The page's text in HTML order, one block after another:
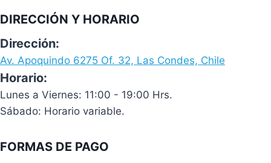
DIRECCIÓN Y HORARIO
Dirección:
Av. Apoquindo 6275 Of. 32, Las Condes, Chile
Horario:
Lunes a Viernes: 11:00 - 19:00 Hrs.
Sábado: Horario variable.
FORMAS DE PAGO